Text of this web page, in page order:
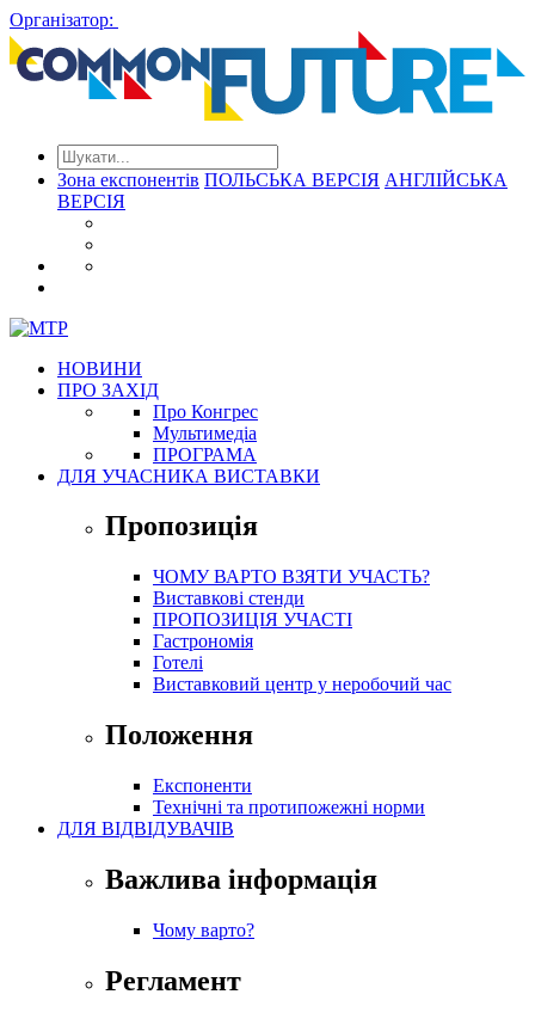
Організатор:
Зона експонентів ПОЛЬСЬКА ВЕРСІЯ АНГЛІЙСЬКА
ВЕРСІЯ
НОВИНИ
ПРО ЗАХІД
Про Конгрес
Mультимедіа
ПРОГРАМА
ДЛЯ УЧАСНИКА ВИСТАВКИ
Пропозиція
ЧОМУ ВАРТО ВЗЯТИ УЧАСТЬ?
Виставкові стенди
ПРОПОЗИЦІЯ УЧАСТІ
Гастрономія
Готелі
Виставковий центр у неробочий час
Положення
Експоненти
Технічні та протипожежні норми
ДЛЯ ВІДВІДУВАЧІВ
Важлива інформація
Чому варто?
Регламент